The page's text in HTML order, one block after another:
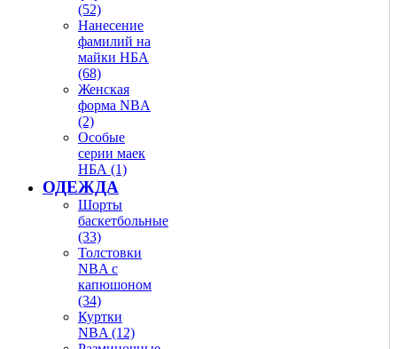
(52)
Нанесение
фамилий на
майки НБА
(68)
Женская
форма NBA
(2)
Особые
серии маек
НБА (1)
ОДЕЖДА
Шорты
баскетбольные
(33)
Толстовки
NBA с
капюшоном
(34)
Куртки
NBA (12)